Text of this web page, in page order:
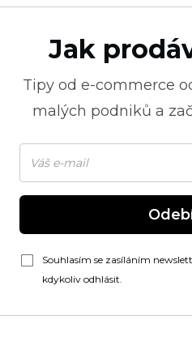
Jak
Tipy od e-commerce
malých podniků a
Souhlasím se zasíláním
kdykoliv odhlásit.